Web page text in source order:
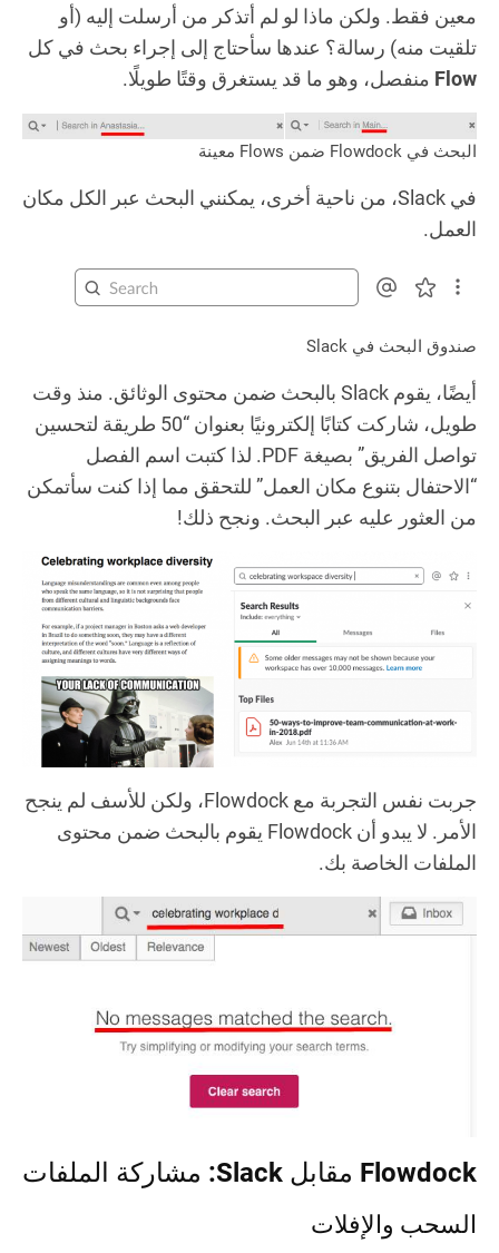
معين فقط. ولكن ماذا لو لم أتذكر من أرسلت إليه (أو
تلقيت منه) رسالة؟ عندها سأحتاج إلى إجراء بحث في كل
Flow منفصل، وهو ما قد يستغرق وقتًا طويلًا.
البحث في Flowdock ضمن Flows معينة
في Slack، من ناحية أخرى، يمكنني البحث عبر الكل مكان
العمل.
صندوق البحث في Slack
أيضًا، يقوم Slack بالبحث ضمن محتوى الوثائق. منذ وقت
طويل، شاركت كتابًا إلكترونيًا بعنوان “50 طريقة لتحسين
تواصل الفريق” بصيغة PDF. لذا كتبت اسم الفصل
“الاحتفال بتنوع مكان العمل” للتحقق مما إذا كنت سأتمكن
من العثور عليه عبر البحث. ونجح ذلك!
جربت نفس التجربة مع Flowdock، ولكن للأسف لم ينجح
الأمر. لا يبدو أن Flowdock يقوم بالبحث ضمن محتوى
الملفات الخاصة بك.
Flowdock مقابل Slack: مشاركة الملفات
السحب والإفلات